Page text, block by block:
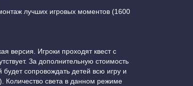
лучших игровых моментов (1600
версия. Игроки проходят квест с
За дополнительную стоимость
сопровождать детей всю игру и
Количество света в данном режиме